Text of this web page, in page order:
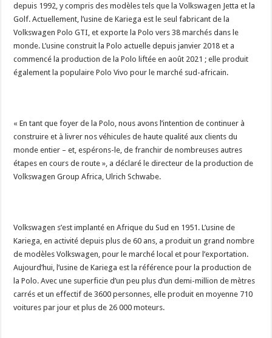
depuis 1992, y compris des modèles tels que la Volkswagen Jetta et la
Golf. Actuellement, l’usine de Kariega est le seul fabricant de la
Volkswagen Polo GTI, et exporte la Polo vers 38 marchés dans le
monde. L’usine construit la Polo actuelle depuis janvier 2018 et a
commencé la production de la Polo liftée en août 2021 ; elle produit
également la populaire Polo Vivo pour le marché sud-africain.
« En tant que foyer de la Polo, nous avons l’intention de continuer à
construire et à livrer nos véhicules de haute qualité aux clients du
monde entier – et, espérons-le, de franchir de nombreuses autres
étapes en cours de route », a déclaré le directeur de la production de
Volkswagen Group Africa, Ulrich Schwabe.
Volkswagen s’est implanté en Afrique du Sud en 1951. L’usine de
Kariega, en activité depuis plus de 60 ans, a produit un grand nombre
de modèles Volkswagen, pour le marché local et pour l’exportation.
Aujourd’hui, l’usine de Kariega est la référence pour la production de
la Polo. Avec une superficie d’un peu plus d’un demi-million de mètres
carrés et un effectif de 3600 personnes, elle produit en moyenne 710
voitures par jour et plus de 26 000 moteurs.